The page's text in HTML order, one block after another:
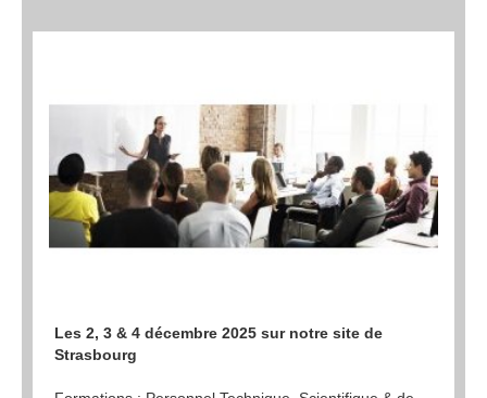
Les 2, 3 & 4 décembre 2025 sur notre site de
Strasbourg